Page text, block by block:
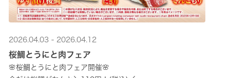
2026.04.03 - 2026.04.12
桜鯛とうにと肉フェア
🌸桜鯛とうにと肉フェア開催🌸